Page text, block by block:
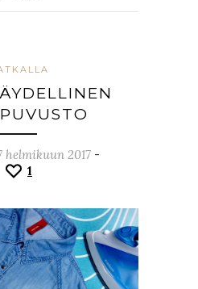
helmikuun 2017 -
1